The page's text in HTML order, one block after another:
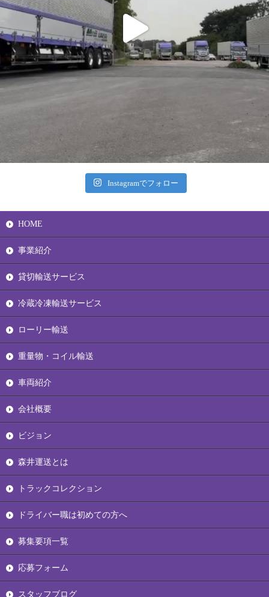
Instagramでフォロー
HOME
事業紹介
貸切輸送サービス
冷蔵冷凍輸送サービス
ローリー輸送
重量物・コイル輸送
車両紹介
会社概要
ビジョン
森井運送とは
トラックコレクション
ドライバー職は初めての方へ
募集要項一覧
応募フォーム
スタッフブログ